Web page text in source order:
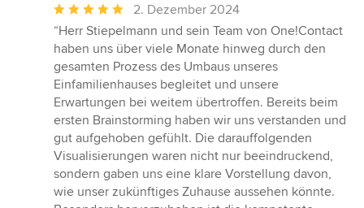
Durchschnittliche
Bewertung:
5
von
5
Sternen
2. Dezember 2024
“Herr Stiepelmann und sein Team von One!Contact
haben uns über viele Monate hinweg durch den
gesamten Prozess des Umbaus unseres
Einfamilienhauses begleitet und unsere
Erwartungen bei weitem übertroffen. Bereits beim
ersten Brainstorming haben wir uns verstanden und
gut aufgehoben gefühlt. Die darauffolgenden
Visualisierungen waren nicht nur beeindruckend,
sondern gaben uns eine klare Vorstellung davon,
wie unser zukünftiges Zuhause aussehen könnte.